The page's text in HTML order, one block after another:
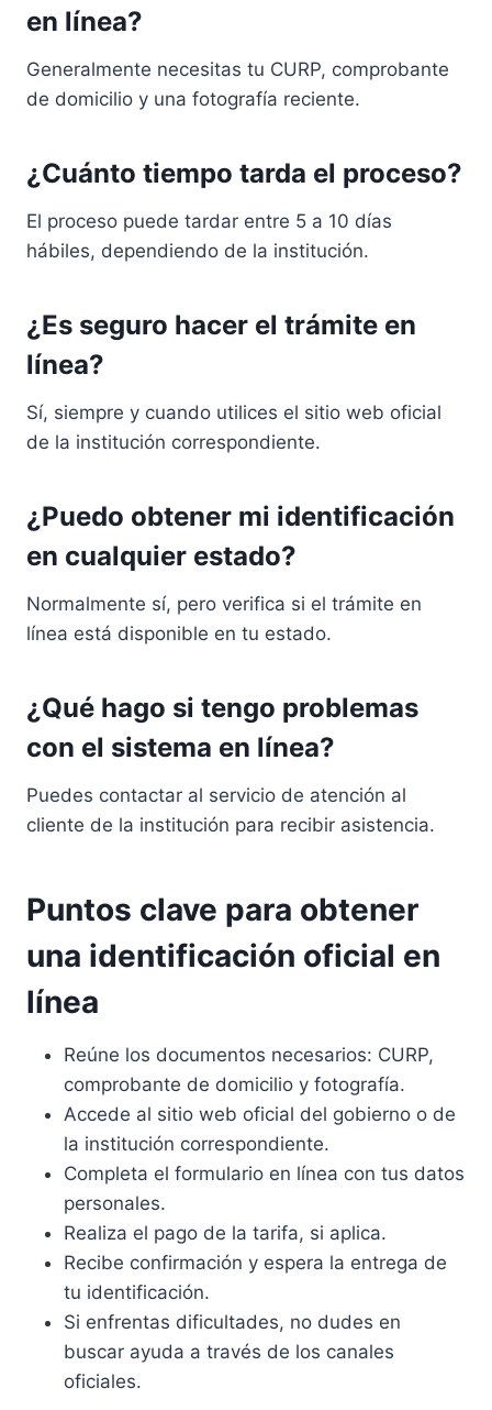
en línea?
Generalmente necesitas tu CURP, comprobante
de domicilio y una fotografía reciente.
¿Cuánto tiempo tarda el proceso?
El proceso puede tardar entre 5 a 10 días
hábiles, dependiendo de la institución.
¿Es seguro hacer el trámite en
línea?
Sí, siempre y cuando utilices el sitio web oficial
de la institución correspondiente.
¿Puedo obtener mi identificación
en cualquier estado?
Normalmente sí, pero verifica si el trámite en
línea está disponible en tu estado.
¿Qué hago si tengo problemas
con el sistema en línea?
Puedes contactar al servicio de atención al
cliente de la institución para recibir asistencia.
Puntos clave para obtener
una identificación oficial en
línea
Reúne los documentos necesarios: CURP,
comprobante de domicilio y fotografía.
Accede al sitio web oficial del gobierno o de
la institución correspondiente.
Completa el formulario en línea con tus datos
personales.
Realiza el pago de la tarifa, si aplica.
Recibe confirmación y espera la entrega de
tu identificación.
Si enfrentas dificultades, no dudes en
buscar ayuda a través de los canales
oficiales.